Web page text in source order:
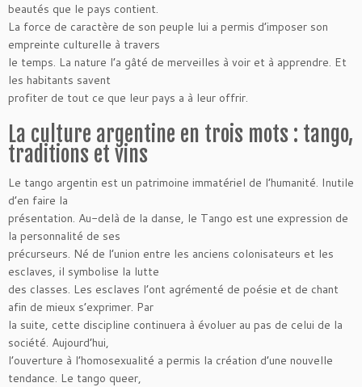
beautés que le pays contient.
La force de caractère de son peuple lui a permis d’imposer son
empreinte culturelle à travers
le temps. La nature l’a gâté de merveilles à voir et à apprendre. Et
les habitants savent
profiter de tout ce que leur pays a à leur offrir.
La culture argentine en trois mots : tango,
traditions et vins
Le tango argentin est un patrimoine immatériel de l’humanité. Inutile
d’en faire la
présentation. Au-delà de la danse, le Tango est une expression de
la personnalité de ses
précurseurs. Né de l’union entre les anciens colonisateurs et les
esclaves, il symbolise la lutte
des classes. Les esclaves l’ont agrémenté de poésie et de chant
afin de mieux s’exprimer. Par
la suite, cette discipline continuera à évoluer au pas de celui de la
société. Aujourd’hui,
l’ouverture à l’homosexualité a permis la création d’une nouvelle
tendance. Le tango queer,